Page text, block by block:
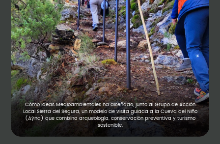
Cómo Ideas Medioambientales ha diseñado, junto al Grupo de Acción
Local Sierra del Segura, un modelo de visita guiada a la Cueva del Niño
(Aýna) que combina arqueología, conservación preventiva y turismo
sostenible.